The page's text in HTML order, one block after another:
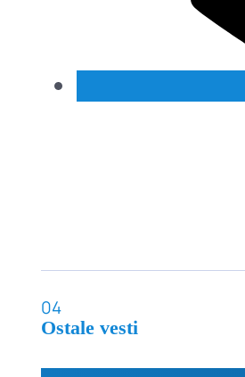
04
Ostale vesti